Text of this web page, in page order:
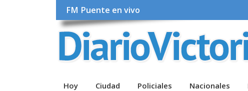
FM Puente en vivo
Hoy Ciudad Policiales Nacionales